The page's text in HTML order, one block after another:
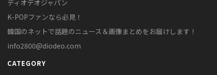
ディオデオジャパン
K-POPファンなら必見！
韓国のネットで話題のニュース＆画像まとめをお届けします！
info2800@diodeo.com
CATEGORY